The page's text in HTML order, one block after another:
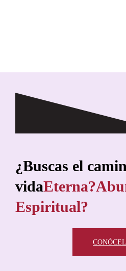
¿Buscas el
vidaEterna?
Espiritual?